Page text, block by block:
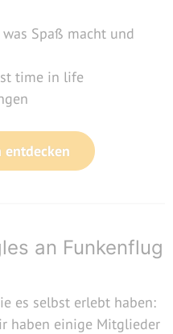
Spaß macht und
time in life
entdecken
an Funkenflug
es selbst erlebt haben:
haben einige Mitglieder